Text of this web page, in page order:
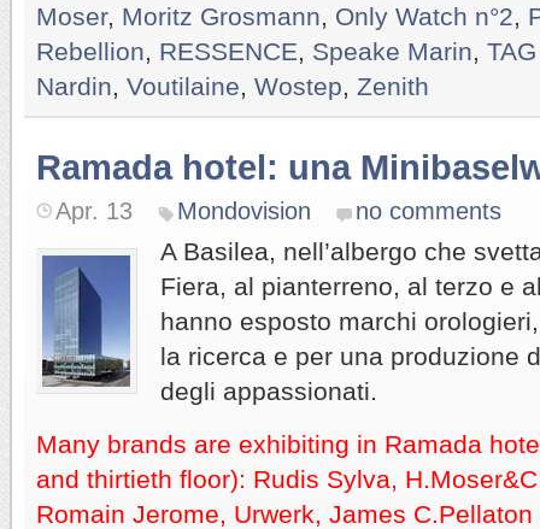
Moser, Moritz Grosmann Only Watch n°2
Rebellion
RESSENCE Speake Marin
Nardin Voutilaine Wostep Zenith
Ramada hotel: una
Apr. 13 Mondovision no comments
A Basilea, nell’albergo che
Fiera, al pianterreno, al terzo e
hanno esposto marchi
la ricerca e per una produzione
degli appassionati.
Many brands are exhibiting in Ramada
and thirtieth floor): Rudis Sylva,
Romain Jerome, Urwerk, James